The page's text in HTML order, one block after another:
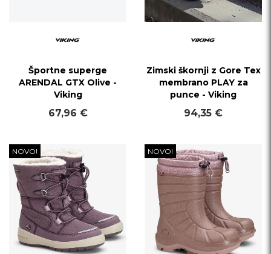
Športne superge
ARENDAL GTX Olive -
Viking
67,96 €
Zimski škornji z Gore Tex
membrano PLAY za
punce - Viking
94,35 €
NOVO! NOVO!